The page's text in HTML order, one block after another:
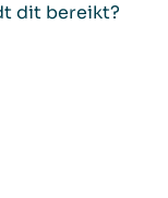
dit bereikt?